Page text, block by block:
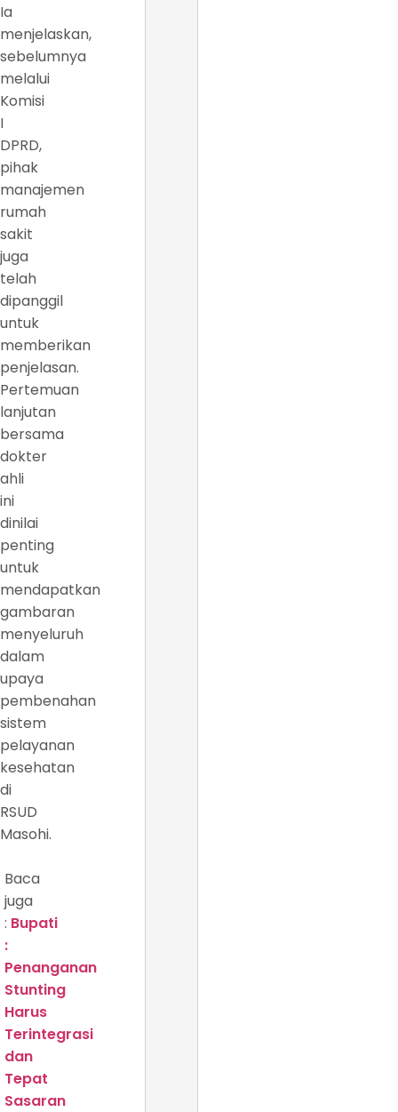
Ia
menjelaskan,
sebelumnya
melalui
Komisi
I
DPRD,
pihak
manajemen
rumah
sakit
juga
telah
dipanggil
untuk
memberikan
penjelasan.
Pertemuan
lanjutan
bersama
dokter
ahli
ini
dinilai
penting
untuk
mendapatkan
gambaran
menyeluruh
dalam
upaya
pembenahan
sistem
pelayanan
kesehatan
di
RSUD
Masohi.
Baca
juga
: Bupati
:
Penanganan
Stunting
Harus
Terintegrasi
dan
Tepat
Sasaran